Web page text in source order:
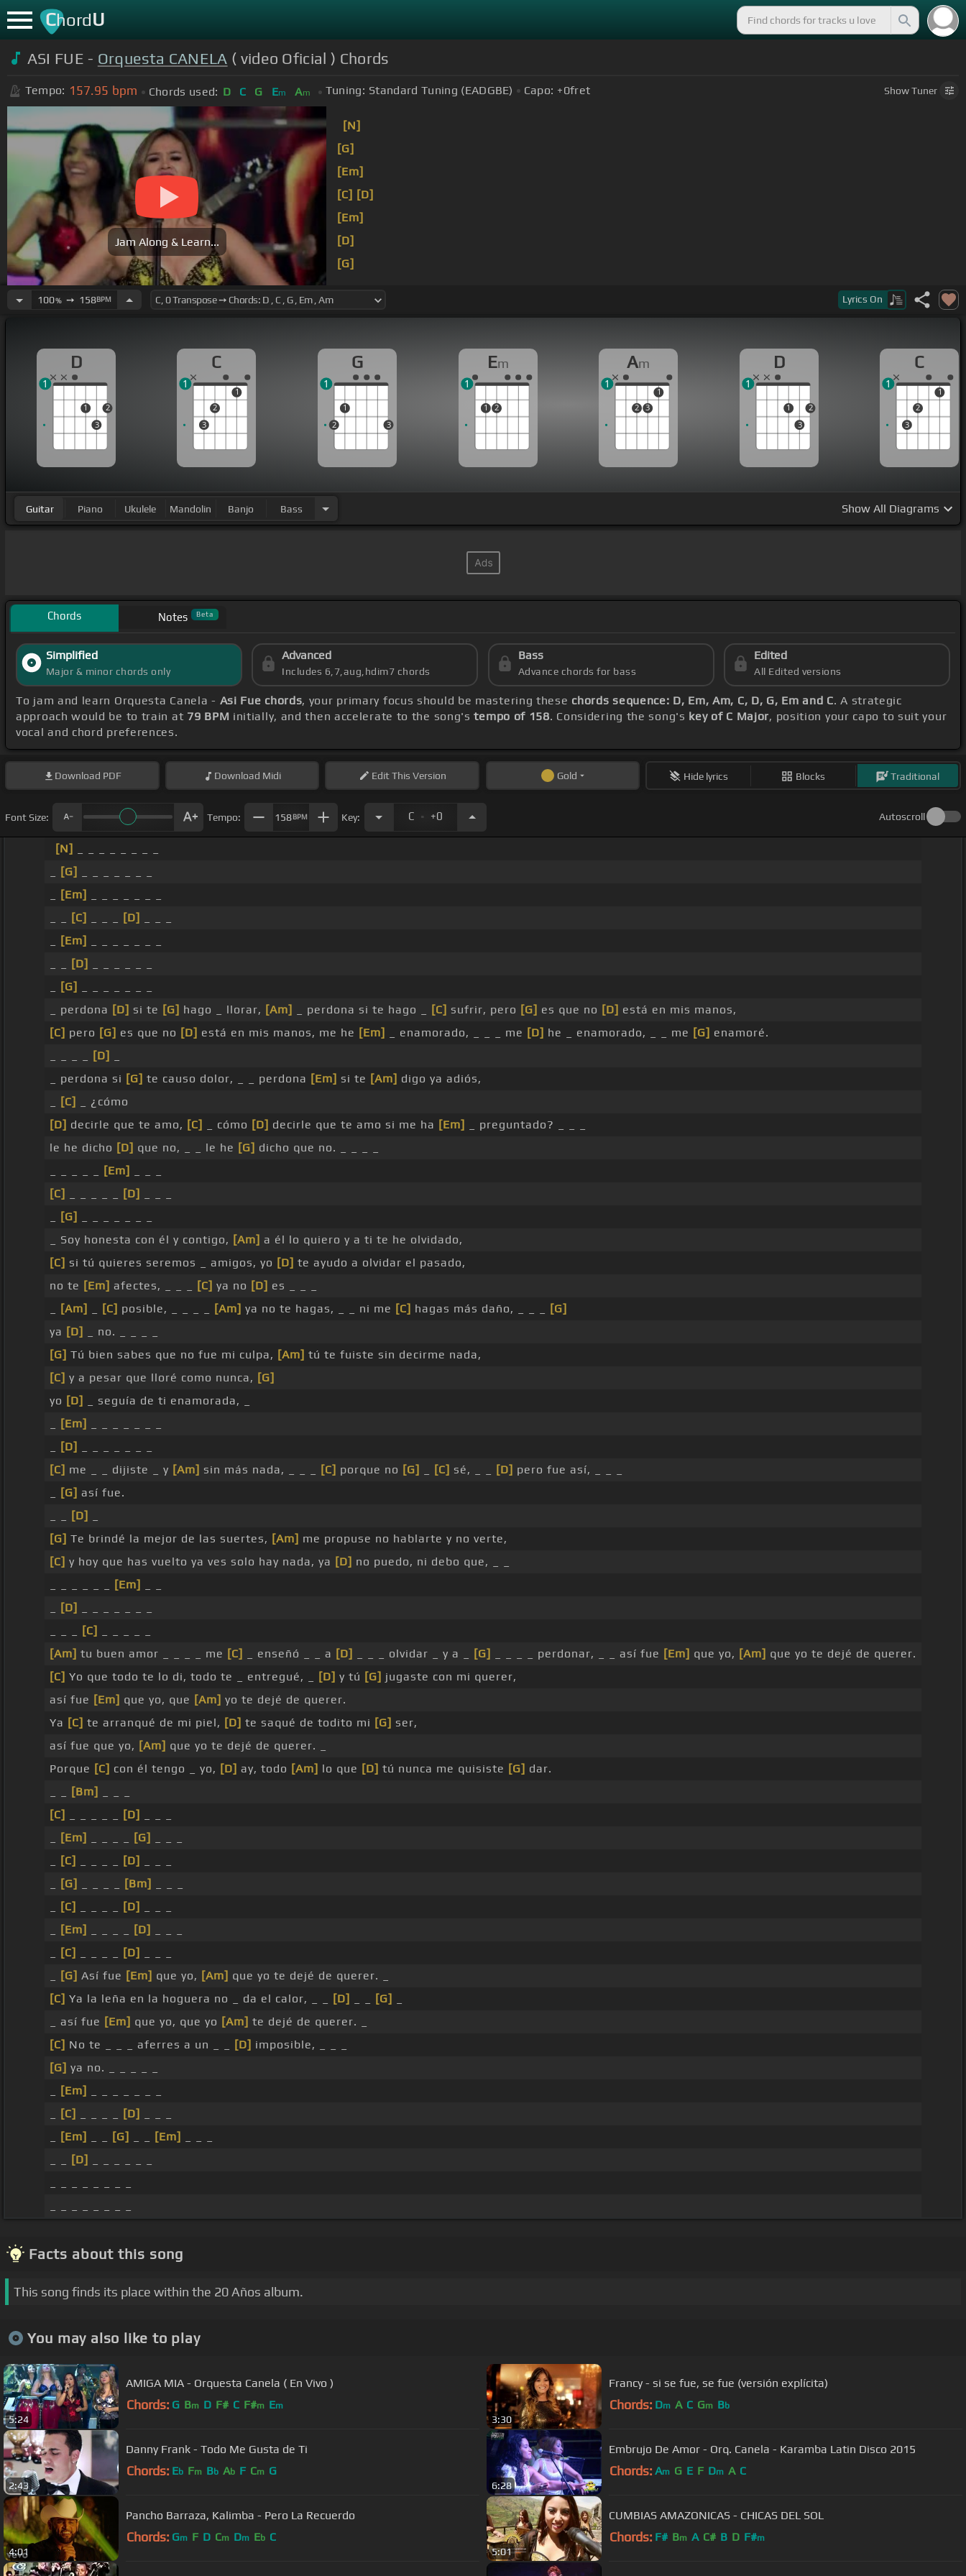
ChordU
ASI FUE - Orquesta CANELA ( video Oficial ) Chords
Tempo: 157.95 bpm Chords used: D C G Em Am Tuning: Standard Tuning (EADGBE) Capo: +0fret ShowTuner
Jam Along & Learn...
[N]
[G]
[Em]
[C] [D]
[Em]
[D]
[G]
está en mis
100%➙ 158BPM Lyrics On
D
1
3
2
1
C
3
2
1
1
G
2
1
3
1
Em
1 2
1
Am
2 3
1
1
D
1
3
2
1
C
3
2
1
1
Guitar Piano Ukulele Mandolin Banjo Bass Show All Diagrams
Chords Notes Beta
Simplified
Major & minor chords only
Advanced
Includes 6,7,aug,hdim7 chords
Bass
Advance chords for bass
Edited
All Edited versions
To jam and learn Orquesta Canela - Asi Fue chords, your primary focus should be mastering these chords sequence: D, Em, Am, C, D, G, Em and C. A strategic
approach would be to train at 79 BPM initially, and then accelerate to the song'stempo of 158. Considering the song's key of C Major, position your capo to suit your
vocal and chord preferences.
Download PDF Download Midi EditThis Version Gold Hide lyrics Blocks Traditional
Font Size: Tempo: 158BPM Key: C . +0 Autoscroll
[N]
[G]
[Em]
[C] [D]
[Em]
[D]
[G]
_ perdona [D] si te [G] hago _ llorar, [Am] _ perdona si te hago _ [C] sufrir, pero [G] es que no [D] está en mis manos,
[C] pero [G] es que no [D] está en mis manos, me he [Em] _ enamorado, _ _ _ me [D] he _ enamorado, _ _ me [G] enamoré.
[D]
_ perdona si [G] te causo dolor, _ _ perdona [Em] si te [Am] digo ya adiós,
[C]
_ ¿cómo
[D] decirle que te amo, [C] _ cómo [D] decirle que te amo si me ha [Em]
_ preguntado? _ _ _
le he dicho [D] que no, _ _ le he [G] dicho que no. _ _ _ _
[Em]
[C]
[D]
[G]
_ Soy honesta con él y contigo, [Am] a él lo quiero y a ti te he olvidado,
[C] si tú quieres seremos _ amigos, yo [D] te ayudo a olvidar el pasado,
no te [Em] afectes, _ _ _ [C] ya no [D] es _ _ _
[Am] [C] posible, _ _ _ _ [Am] ya no te hagas, _ _ ni me [C] hagas más daño, _ _ _
[G]
ya [D]
_ no. _ _ _ _
[G] Tú bien sabes que no fue mi culpa, [Am] tú te fuiste sin decirme nada,
[C] y a pesar que lloré como nunca, [G]
yo [D]
_ seguía de ti enamorada, _
[Em]
[D]
[C] me _ _ dijiste _ y [Am] sin más nada, _ _ _ [C] porque no [G] [C] sé, _ _ [D] pero fue así, _ _ _
[G] así fue.
[D]
[G] Te brindé la mejor de las suertes, [Am] me propuse no hablarte y no verte,
[C] y hoy que has vuelto ya ves solo hay nada, ya [D] no puedo, ni debo que, _ _
[Em]
[D]
[C]
[Am] tu buen amor _ _ _ _ me [C] _ enseñó _ _ a [D] _ _ _ olvidar _ y a _ [G] _ _ _ _ perdonar, _ _ así fue [Em] que yo, [Am] que yo te dejé de querer.
[C] Yo que todo te lo di, todo te _ entregué, _ [D] y tú [G] jugaste con mi querer,
así fue [Em] que yo, que [Am] yo te dejé de querer.
Ya [C] te arranqué de mi piel, [D] te saqué de todito mi [G] ser,
así fue que yo, [Am] que yo te dejé de querer. _
Porque [C] con él tengo _ yo, [D] ay, todo [Am] lo que [D] tú nunca me quisiste [G] dar.
[Bm]
[C]
[D]
[Em] [G]
[C] [D]
[G] [Bm]
[C] [D]
[Em] [D]
[C] [D]
[G] Así fue [Em] que yo, [Am] que yo te dejé de querer. _
[C] Ya la leña en la hoguera no _ da el calor, _ _ [D] [G]
_ así fue [Em] que yo, que yo [Am] te dejé de querer. _
[C] No te _ _ _ aferres a un _ _ [D] imposible, _ _ _
[G] ya no. _ _ _ _ _
[Em]
[C] [D]
[Em] [G] [Em]
[D]
Facts about this song
This song finds its place within the 20 Años album.
You may also like to play
5:24
AMIGA MIA - Orquesta Canela ( En Vivo )
Chords: G Bm D F# C F#m Em
3:30
Francy - si se fue, se fue (versión explícita)
Chords: Dm A C Gm Bb
2:43
Danny Frank - Todo Me Gusta de Ti
Chords: Eb Fm Bb Ab F Cm G
6:28
Embrujo De Amor - Orq. Canela - Karamba Latin Disco 2015
Chords: Am G E F Dm A C
4:01
Pancho Barraza, Kalimba - Pero La Recuerdo
Chords: Gm F D Cm Dm Eb C
5:01
CUMBIAS AMAZONICAS - CHICAS DEL SOL
Chords: F# Bm A C# B D F#m